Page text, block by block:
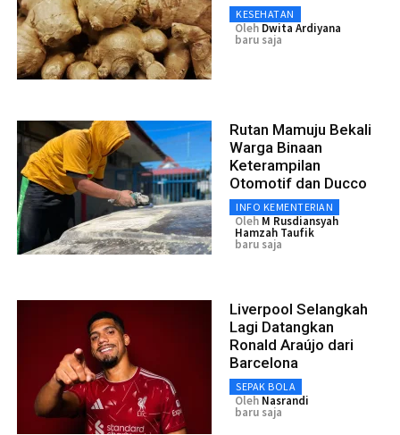
KESEHATAN
Oleh Dwita Ardiyana
baru saja
Rutan Mamuju Bekali
Warga Binaan
Keterampilan
Otomotif dan Ducco
INFO KEMENTERIAN
Oleh M Rusdiansyah
Hamzah Taufik
baru saja
Liverpool Selangkah
Lagi Datangkan
Ronald Araújo dari
Barcelona
SEPAK BOLA
Oleh Nasrandi
baru saja